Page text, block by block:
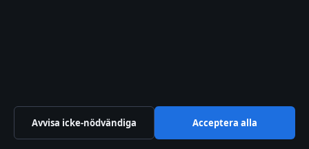
Kultur
Avvisa icke-nödvändiga Acceptera alla